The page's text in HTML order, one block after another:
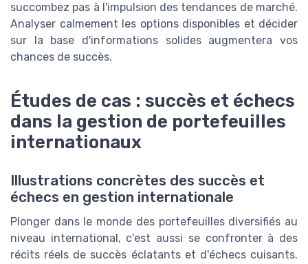
succombez pas à l'impulsion des tendances de marché.
Analyser calmement les options disponibles et décider
sur la base d'informations solides augmentera vos
chances de succès.
Études de cas : succès et échecs
dans la gestion de portefeuilles
internationaux
Illustrations concrètes des succès et
échecs en gestion internationale
Plonger dans le monde des portefeuilles diversifiés au
niveau international, c'est aussi se confronter à des
récits réels de succès éclatants et d'échecs cuisants.